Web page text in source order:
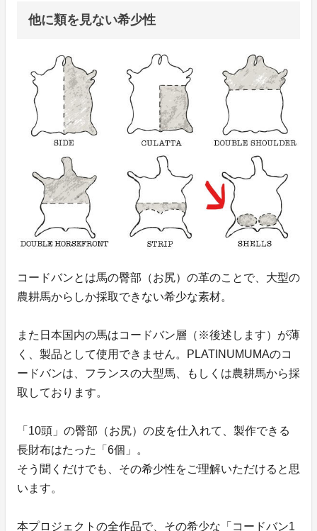
他に類を見ない希少性
コードバンとは馬の臀部（お尻）の革のことで、大型の
農耕馬からしか採取できない希少な素材。
また日本国内の馬はコードバン層（※後述します）が薄
く、製品として使用できません。PLATINUMUMAのコ
ードバンは、フランスの大型馬、もしくは農耕馬から採
取しております。
「10頭」の臀部（お尻）の皮を仕入れて、製作できる
長財布はたった「6個」。
そう聞くだけでも、その希少性をご理解いただけると思
います。
本プロジェクトの全作品で、その希少な「コードバン1